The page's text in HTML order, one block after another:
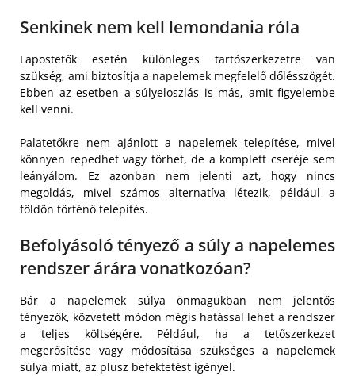
Senkinek nem kell lemondania róla
Lapostetők esetén különleges tartószerkezetre van
szükség, ami biztosítja a napelemek megfelelő dőlésszögét.
Ebben az esetben a súlyeloszlás is más, amit figyelembe
kell venni.
Palatetőkre nem ajánlott a napelemek telepítése, mivel
könnyen repedhet vagy törhet, de a komplett cseréje sem
leányálom. Ez azonban nem jelenti azt, hogy nincs
megoldás, mivel számos alternatíva létezik, például a
földön történő telepítés.
Befolyásoló tényező a súly a napelemes
rendszer árára vonatkozóan?
Bár a napelemek súlya önmagukban nem jelentős
tényezők, közvetett módon mégis hatással lehet a rendszer
a teljes költségére. Például, ha a tetőszerkezet
megerősítése vagy módosítása szükséges a napelemek
súlya miatt, az plusz befektetést igényel.